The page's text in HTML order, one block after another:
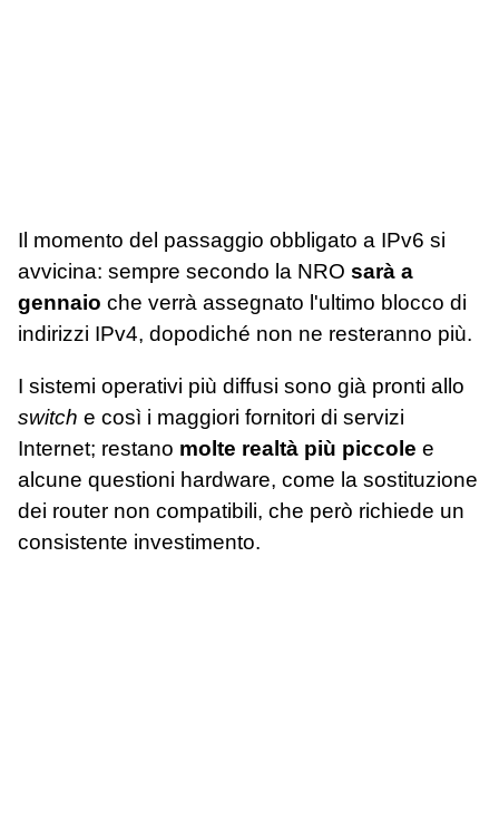
Il momento del passaggio obbligato a IPv6 si
avvicina: sempre secondo la NRO sarà a
gennaio che verrà assegnato l'ultimo blocco di
indirizzi IPv4, dopodiché non ne resteranno più.
I sistemi operativi più diffusi sono già pronti allo
switch e così i maggiori fornitori di servizi
Internet; restano molte realtà più piccole e
alcune questioni hardware, come la sostituzione
dei router non compatibili, che però richiede un
consistente investimento.